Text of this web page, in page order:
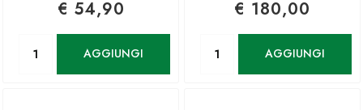
€ 54,90
AGGIUNGI
€ 180,00
AGGIUNGI